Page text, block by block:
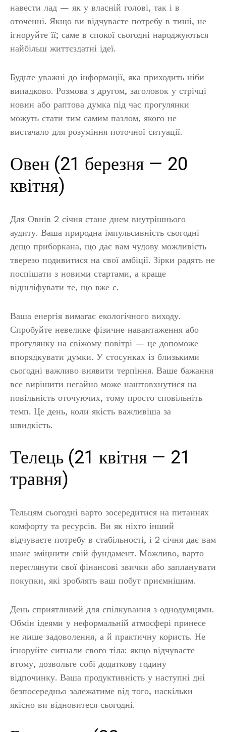
навести лад — як у власній голові, так і в
оточенні. Якщо ви відчуваєте потребу в тиші, не
ігноруйте її; саме в спокої сьогодні народжуються
найбільш життєздатні ідеї.
Будьте уважні до інформації, яка приходить ніби
випадково. Розмова з другом, заголовок у стрічці
новин або раптова думка під час прогулянки
можуть стати тим самим пазлом, якого не
вистачало для розуміння поточної ситуації.
Овен (21 березня — 20
квітня)
Для Овнів 2 січня стане днем внутрішнього
аудиту. Ваша природна імпульсивність сьогодні
дещо приборкана, що дає вам чудову можливість
тверезо подивитися на свої амбіції. Зірки радять не
поспішати з новими стартами, а краще
відшліфувати те, що вже є.
Ваша енергія вимагає екологічного виходу.
Спробуйте невелике фізичне навантаження або
прогулянку на свіжому повітрі — це допоможе
впорядкувати думки. У стосунках із близькими
сьогодні важливо виявити терпіння. Ваше бажання
все вирішити негайно може наштовхнутися на
повільність оточуючих, тому просто сповільніть
темп. Це день, коли якість важливіша за
швидкість.
Телець (21 квітня — 21
травня)
Тельцям сьогодні варто зосередитися на питаннях
комфорту та ресурсів. Ви як ніхто інший
відчуваєте потребу в стабільності, і 2 січня дає вам
шанс зміцнити свій фундамент. Можливо, варто
переглянути свої фінансові звички або запланувати
покупки, які зроблять ваш побут приємнішим.
День сприятливий для спілкування з однодумцями.
Обмін ідеями у неформальній атмосфері принесе
не лише задоволення, а й практичну користь. Не
ігноруйте сигнали свого тіла: якщо відчуваєте
втому, дозвольте собі додаткову годину
відпочинку. Ваша продуктивність у наступні дні
безпосередньо залежатиме від того, наскільки
якісно ви відновитеся сьогодні.